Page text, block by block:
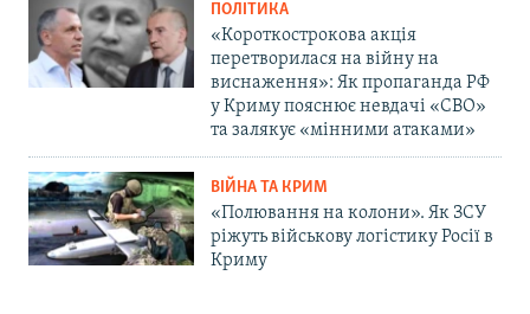
ПОЛІТИКА
«Короткострокова акція
перетворилася на війну на
виснаження»: Як пропаганда РФ
у Криму пояснює невдачі «СВО»
та залякує «мінними атаками»
ВІЙНА ТА КРИМ
«Полювання на колони». Як ЗСУ
ріжуть військову логістику Росії в
Криму